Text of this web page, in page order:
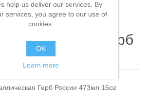
для лодок
Герб
473мл 16oz
Герб России 473мл 16oz
help us deliver our services. By
services, you agree to our use of
cookies.
OK
Learn more